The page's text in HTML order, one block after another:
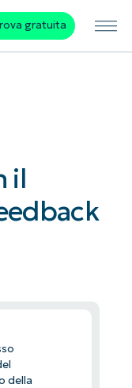
gratuita
il
della